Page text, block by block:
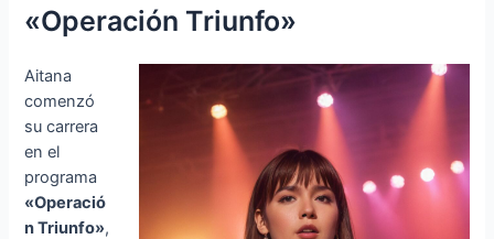
«Operación Triunfo»
Aitana
comenzó
su carrera
en el
programa
«Operació
n Triunfo»,